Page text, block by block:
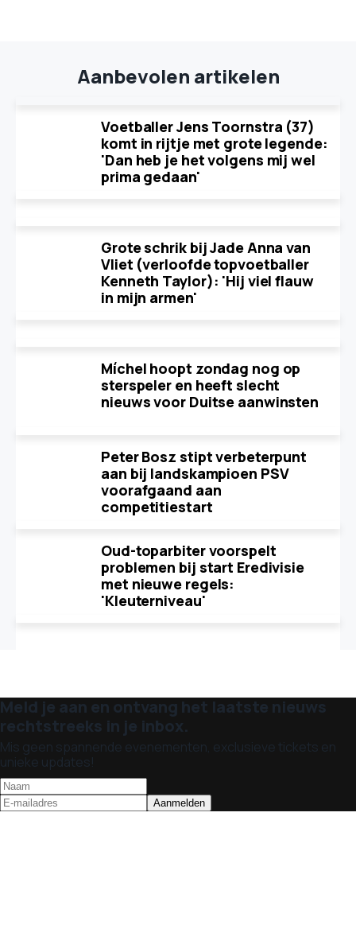
Aanbevolen artikelen
Voetballer Jens Toornstra (37)
komt in rijtje met grote legende:
'Dan heb je het volgens mij wel
prima gedaan'
Grote schrik bij Jade Anna van
Vliet (verloofde topvoetballer
Kenneth Taylor): 'Hij viel flauw
in mijn armen'
Míchel hoopt zondag nog op
sterspeler en heeft slecht
nieuws voor Duitse aanwinsten
Peter Bosz stipt verbeterpunt
aan bij landskampioen PSV
voorafgaand aan
competitiestart
Oud-toparbiter voorspelt
problemen bij start Eredivisie
met nieuwe regels:
'Kleuterniveau'
Meld je aan en ontvang het laatste nieuws
rechtstreeks in je inbox.
Mis geen spannende evenementen, exclusieve tickets en
unieke updates!